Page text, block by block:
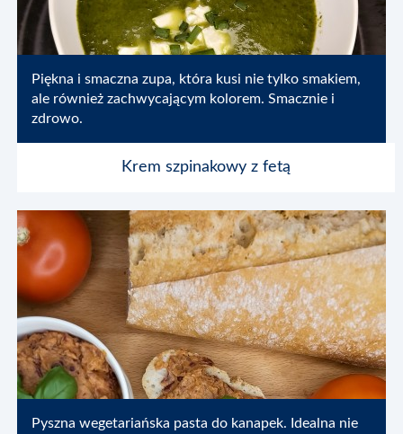
Piękna i smaczna zupa, która kusi nie tylko smakiem,
ale również zachwycającym kolorem. Smacznie i
zdrowo.
Krem szpinakowy z fetą
Pyszna wegetariańska pasta do kanapek. Idealna nie